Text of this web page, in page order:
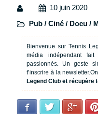
10 juin 2020
Pub / Ciné / Docu /
Bienvenue sur Tennis
média indépendant
passionnés. Un geste
t’inscrire à la newsletter.
Legend Club et récupère
Facebook Twitter